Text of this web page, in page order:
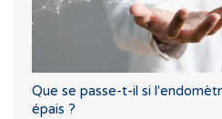
Que se passe-t-il si
épais ?